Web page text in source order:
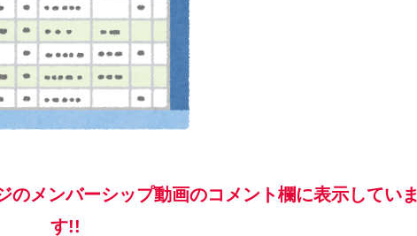
のメンバーシップ動画のコメント欄に表示していま
す!!